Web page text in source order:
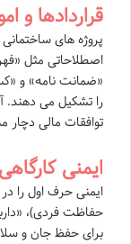
قراردادها و
پروژه های
اصطلاحاتی مثل
«ضمانت نامه» و
را تشکیل می دهند.
توافقات مالی
ایمنی کارگاهی
حفاظت فردی)،
برای حفظ جان و